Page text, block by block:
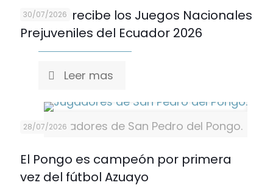
30/07/2026
Cuenca recibe los Juegos Nacionales
Prejuveniles del Ecuador 2026
Leer mas
Jugadores de San Pedro del Pongo.
28/07/2026
El Pongo es campeón por primera
vez del fútbol Azuayo